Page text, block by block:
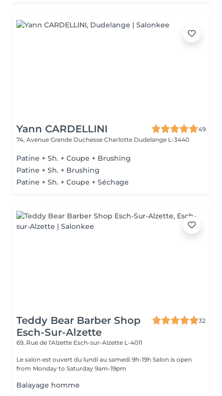
Yann CARDELLINI
49
74, Avenue Grande Duchesse Charlotte Dudelange L-3440
Patine + Sh. + Coupe + Brushing
Patine + Sh. + Brushing
Patine + Sh. + Coupe + Séchage
Teddy Bear Barber Shop
Esch-Sur-Alzette
32
69, Rue de l'Alzette Esch-sur-Alzette L-4011
Le salon est ouvert du lundi au samedi 9h-19h Salon is open
from Monday to Saturday 9am-19pm
Balayage homme